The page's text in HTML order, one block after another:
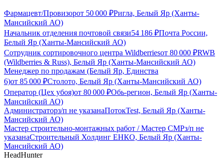
Фармацевт/Провизорот 50 000 ₽Ригла, Белый Яр (Ханты-
Мансийский АО)
Начальник отделения почтовой связи54 186 ₽Почта России,
Белый Яр (Ханты-Мансийский АО)
Сотрудник сортировочного центра Wildberriesот 80 000 ₽RWB
(Wildberries & Russ), Белый Яр (Ханты-Мансийский АО)
Менеджер по продажам (Белый Яр, Единства
6)от 85 000 ₽Столото, Белый Яр (Ханты-Мансийский АО)
Оператор (Цех убоя)от 80 000 ₽Обь-регион, Белый Яр (Ханты-
Мансийский АО)
Администраторз/п не указанаПотокTest, Белый Яр (Ханты-
Мансийский АО)
Мастер строительно-монтажных работ / Мастер СМРз/п не
указанаСтроительный Холдинг ЕНКО, Белый Яр (Ханты-
Мансийский АО)
HeadHunter